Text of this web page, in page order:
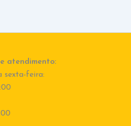
atendimento:
sexta-feira: